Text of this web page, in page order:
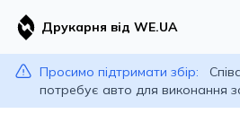
Друкарня від WE.UA
Просимо підтримати збір:
потребує авто для виконання